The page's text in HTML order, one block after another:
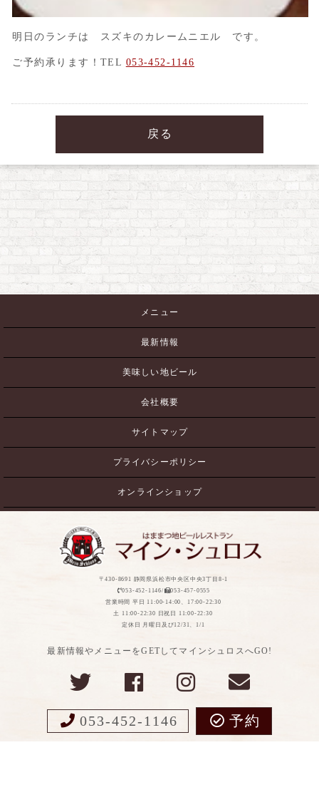
明日のランチは スズキのカレームニエル です。
ご予約承ります！TEL 053-452-1146
戻る
メニュー
最新情報
美味しい地ビール
会社概要
サイトマップ
プライバシーポリシー
オンラインショップ
〒430-8691 静岡県浜松市中央区中央3丁目8-1
053-452-1146/
053-457-0555
営業時間 平日 11:00-14:00、17:00-22:30
土 11:00-22:30 日祝日 11:00-22:30
定休日 月曜日及び12/31、1/1
最新情報やメニューをGETしてマインシュロスへGO!
053-452-1146 予約